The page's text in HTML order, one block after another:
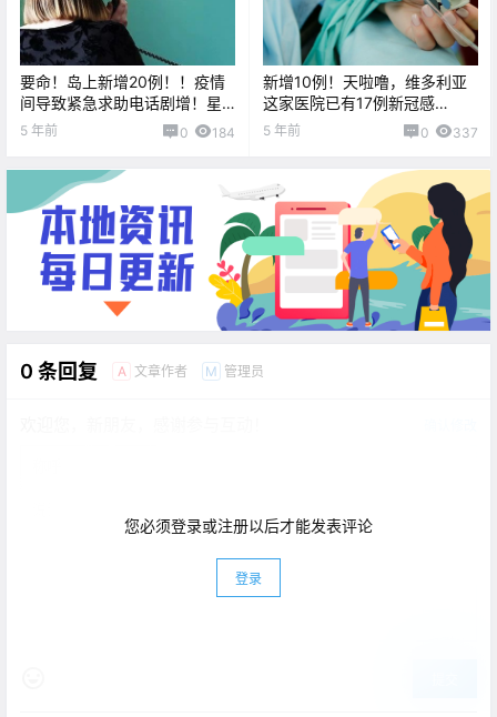
要命！岛上新增20例！！疫情
间导致紧急求助电话剧增！星
爸爸饮品买一送一啦。。。
5 年前 0 184
新增10例！天啦噜，维多利亚
这家医院已有17例新冠感
染！！家庭医院项目即将启
5 年前 0 337
0 条回复 A 文章作者 M 管理员
您必须登录或注册以后才能发表评论
登录